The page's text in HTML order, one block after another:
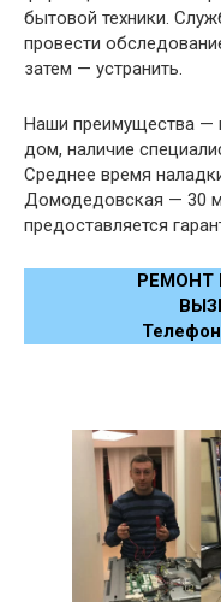
бытовой техники.
провести
затем — устранить.
Наши преимущества —
дом, наличие
Среднее время
Домодедовская — 30
предоставляется
РЕМОНТ